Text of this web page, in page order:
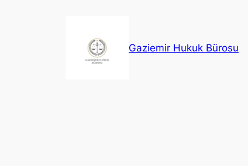
Gaziemir Hukuk Bürosu